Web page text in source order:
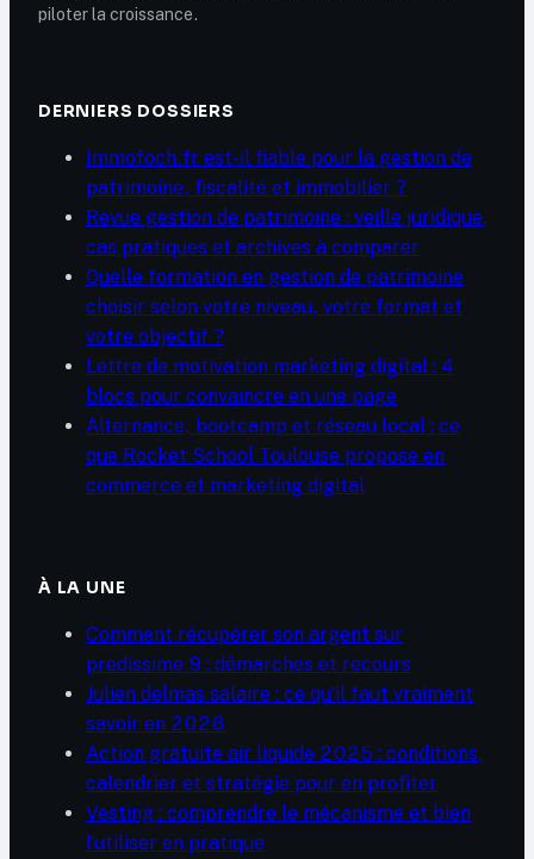
piloter la croissance.
DERNIERS DOSSIERS
Immofoch.fr est-il fiable pour la gestion de
patrimoine, fiscalité et immobilier ?
Revue gestion de patrimoine : veille juridique,
cas pratiques et archives à comparer
Quelle formation en gestion de patrimoine
choisir selon votre niveau, votre format et
votre objectif ?
Lettre de motivation marketing digital : 4
blocs pour convaincre en une page
Alternance, bootcamp et réseau local : ce
que Rocket School Toulouse propose en
commerce et marketing digital
À LA UNE
Comment récupérer son argent sur
predissime 9 : démarches et recours
Julien delmas salaire : ce qu’il faut vraiment
savoir en 2026
Action gratuite air liquide 2025 : conditions,
calendrier et stratégie pour en profiter
Vesting : comprendre le mécanisme et bien
l’utiliser en pratique